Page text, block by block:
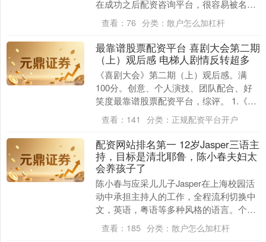
在成功之后配资咨询平台，很容易被名利
蒙住双眼，不得不说这句话是有道理的。
负债百万、桥洞....
查看： 76 分类： 散户怎么加杠杆
最靠谱股票配资平台 喜剧大会第二期
（上）观后感 电梯人剧情反转超多
《喜剧大会》第二期（上）观后感。满
100分。创意、个人演技、团队配合、好
笑度最靠谱股票配资平台，综评。 1.《宇
杰造字》主演陶宇杰。创意不错，是我之
前没看过的内....
查看： 141 分类： 正规配资平台开户
配资网站排名第一 12岁Jasper三语主
持，目标是清北耶鲁，陈小春夫妇太
会养孩子了
陈小春与应采儿儿子Jasper在上海校园活
动中承担主持人的工作，全程流利切换中
文，英语，粤语等多种风格的语言。个人
台风显得沉稳自信，毫不怯场，展现出极
出色的控场....
查看： 185 分类： 散户怎么加杠杆